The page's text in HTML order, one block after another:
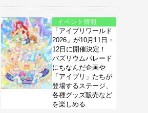
イベント情報
「アイプリワールド
2026」が10月11日・
12日に開催決定！
バズリウムパレード
にちなんだ企画や
「アイプリ」たちが
登場するステージ、
各種グッズ販売など
を楽しめる